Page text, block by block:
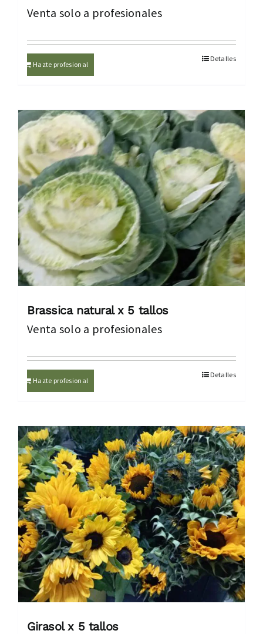
Venta solo a profesionales
Hazte profesional
Detalles
Brassica natural x 5 tallos
Venta solo a profesionales
Hazte profesional
Detalles
Girasol x 5 tallos